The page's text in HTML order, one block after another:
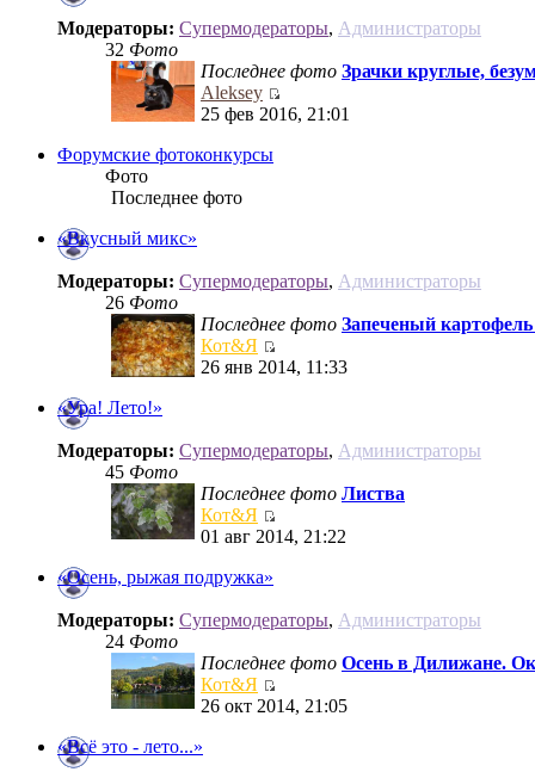
Модераторы: Супермодераторы, Администраторы
32 Фото
Последнее фото Зрачки круглые,
Aleksey
25 фев 2016, 21:01
Форумские фотоконкурсы
Фото
Последнее фото
«Вкусный микс»
Модераторы: Супермодераторы, Администраторы
26 Фото
Последнее фото Запеченый картофель
Кот&Я
26 янв 2014, 11:33
«Ура! Лето!»
Модераторы: Супермодераторы, Администраторы
45 Фото
Последнее фото Листва
Кот&Я
01 авг 2014, 21:22
«Осень, рыжая подружка»
Модераторы: Супермодераторы, Администраторы
24 Фото
Последнее фото Осень в Дилижане.
Кот&Я
26 окт 2014, 21:05
«Всё это - лето...»